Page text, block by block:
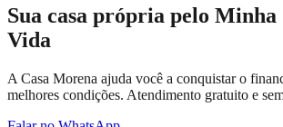
Sua casa própria pelo
Vida
A Casa Morena ajuda você a conquistar o
melhores condições. Atendimento gratuito e